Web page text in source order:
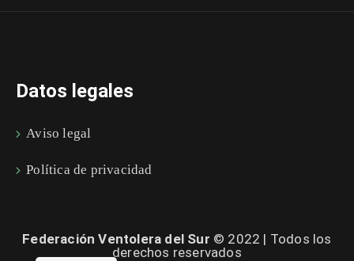
Datos legales
Aviso legal
Política de privacidad
Federación Ventolera del Sur © 2022 | Todos los
derechos reservados